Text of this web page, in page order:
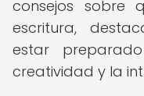
consejos sobre
escritura,
estar
creatividad y la